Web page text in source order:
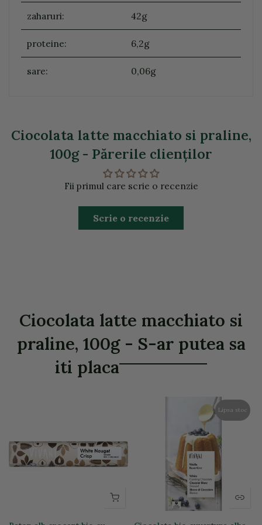
zaharuri: 42g
proteine: 6,2g
sare: 0,06g
Ciocolata latte macchiato si praline,
100g - Părerile clienţilor
Fii primul care scrie o recenzie
Scrie o recenzie
Ciocolata latte macchiato si
praline, 100g - S-ar putea sa
iti placa
Lipsa stoc